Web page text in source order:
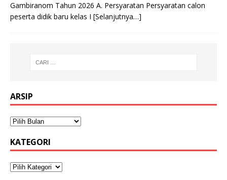
Gambiranom Tahun 2026 A. Persyaratan Persyaratan calon
peserta didik baru kelas I [Selanjutnya…]
ARSIP
KATEGORI